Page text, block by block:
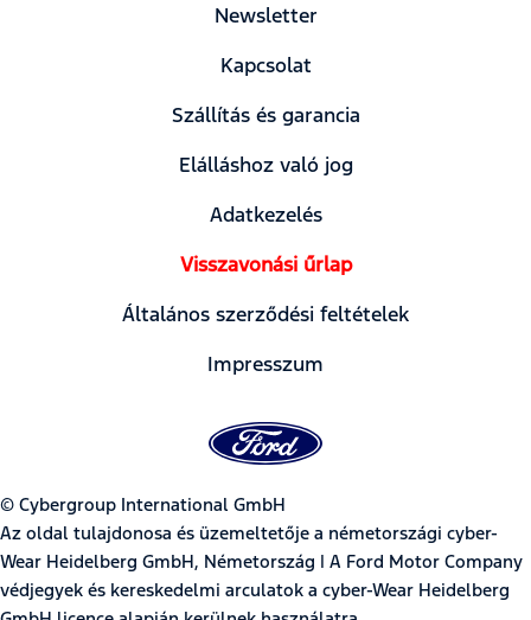
Newsletter
Kapcsolat
Szállítás és garancia
Elálláshoz való jog
Adatkezelés
Visszavonási űrlap
Általános szerződési feltételek
Impresszum
© Cybergroup International GmbH
Az oldal tulajdonosa és üzemeltetője a németországi cyber-
Wear Heidelberg GmbH, Németország | A Ford Motor Company
védjegyek és kereskedelmi arculatok a cyber-Wear Heidelberg